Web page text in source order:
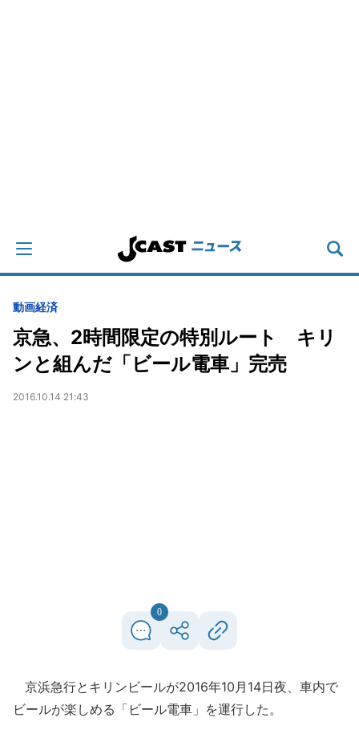
動画経済
京急、2時間限定の特別ルート キリ
ンと組んだ「ビール電車」完売
2016.10.14 21:43
0
京浜急行とキリンビールが2016年10月14日夜、車内で
ビールが楽しめる「ビール電車」を運行した。